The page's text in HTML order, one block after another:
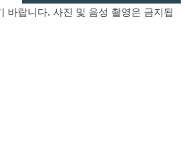
바랍니다. 사진 및 음성 촬영은 금지됩